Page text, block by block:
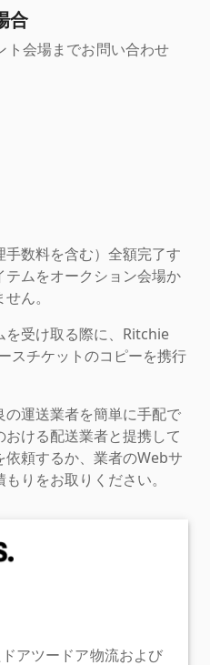
合
ト会場までお問い合わせ
数料を含む）全額完了す
テムをオークション会場か
ん。
を受け取る際に、Ritchie
スチケットのコピーを携行
運送業者を簡単に手配で
ける配送業者と提携して
頼するか、業者のWebサ
りをお取りください。
アツードア物流および